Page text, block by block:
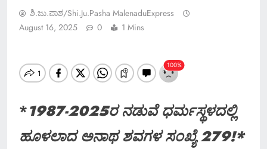
ಶಿ.ಜು.ಪಾಶ/Shi.ju.pasha MalenaduExpress
August 16, 2025
0 1 Mins
*1987-2025ರ ನಡುವೆ ಧರ್ಮಸ್ಥಳದಲ್ಲಿ
ಹೂಳಲಾದ ಅನಾಥ ಶವಗಳ ಸಂಖ್ಯೆ 279!*